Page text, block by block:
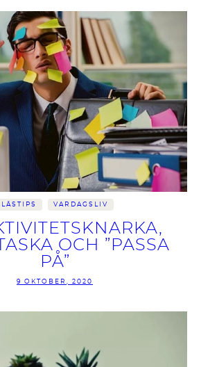
LÄSTIPS VARDAGSLIV
OCH ”PASSA
PÅ”
9 OKTOBER, 2020